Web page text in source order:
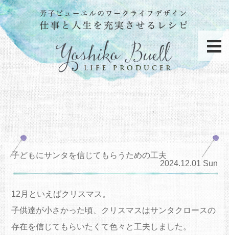
子どもにサンタを信じてもらうための工夫
2024.12.01 Sun
12月といえばクリスマス。
子供達が小さかった頃、クリスマスはサンタクロースの
存在を信じてもらいたくて色々と工夫しました。